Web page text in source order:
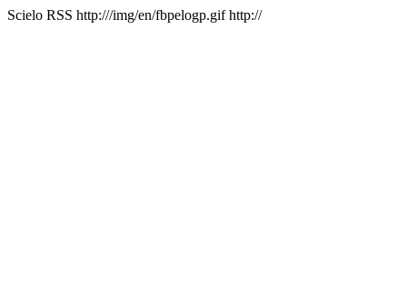
Scielo RSS http:///img/en/fbpelogp.gif http://